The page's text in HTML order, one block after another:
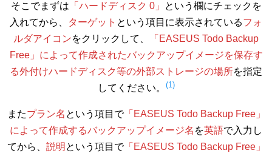
そこでまずは 「ハードディスク 0」
という欄にチェックを
入れてから、
ターゲット という項目に表示されているフォ
ルダアイコンをクリックして、
「EASEUS Todo Backup
Free」によって作成されたバックアップイメージを保存す
る外付けハードディスク等の外部ストレージの場所を指定
してください。 (1)
またプラン名 という項目で「EASEUS Todo Backup Free」
によって作成するバックアップイメージ名 を英語で入力し
てから、 説明 という項目で「EASEUS Todo Backup Free」